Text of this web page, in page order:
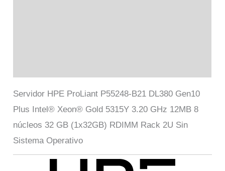
Servidor HPE ProLiant P55248-B21 DL380 Gen10
Plus Intel® Xeon® Gold 5315Y 3.20 GHz 12MB 8
núcleos 32 GB (1x32GB) RDIMM Rack 2U Sin
Sistema Operativo